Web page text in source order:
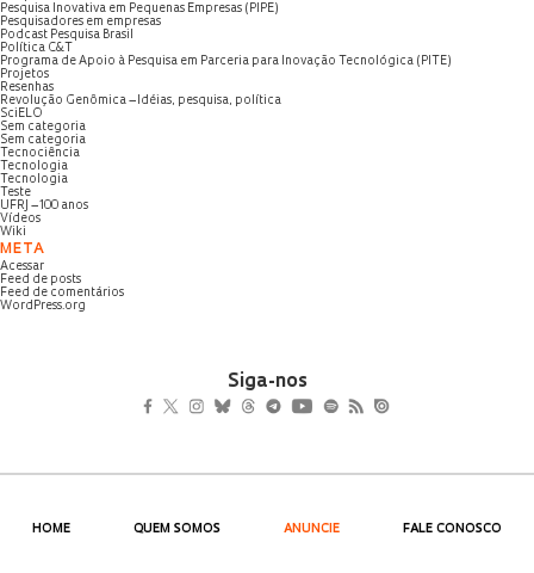
Pesquisa Inovativa em Pequenas Empresas (PIPE)
Pesquisadores em empresas
Podcast Pesquisa Brasil
Política C&T
Programa de Apoio à Pesquisa em Parceria para Inovação Tecnológica (PITE)
Projetos
Resenhas
Revolução Genômica – Idéias, pesquisa, política
SciELO
Sem categoria
Sem categoria
Tecnociência
Tecnologia
Tecnologia
Teste
UFRJ – 100 anos
Vídeos
Wiki
META
Acessar
Feed de posts
Feed de comentários
WordPress.org
Siga-nos
HOME QUEM SOMOS ANUNCIE FALE CONOSCO